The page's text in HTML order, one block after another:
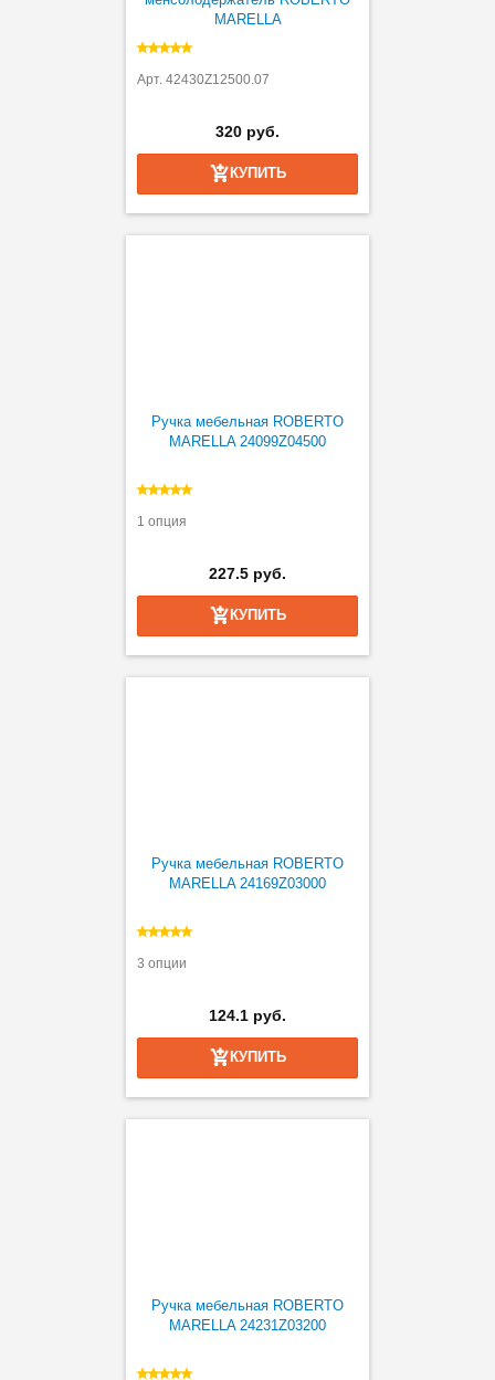
MARELLA
Арт. 42430Z12500.07
320 руб.
КУПИТЬ
Ручка мебельная ROBERTO
MARELLA 24099Z04500
1 опция
227.5 руб.
КУПИТЬ
Ручка мебельная ROBERTO
MARELLA 24169Z03000
3 опции
124.1 руб.
КУПИТЬ
Ручка мебельная ROBERTO
MARELLA 24231Z03200